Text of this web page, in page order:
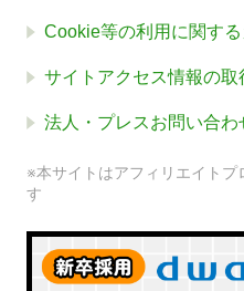
Cookie等の利用に関す
サイトアクセス情報の取
法人・プレスお問い合わ
※本サイトはアフィリエイトプ
す